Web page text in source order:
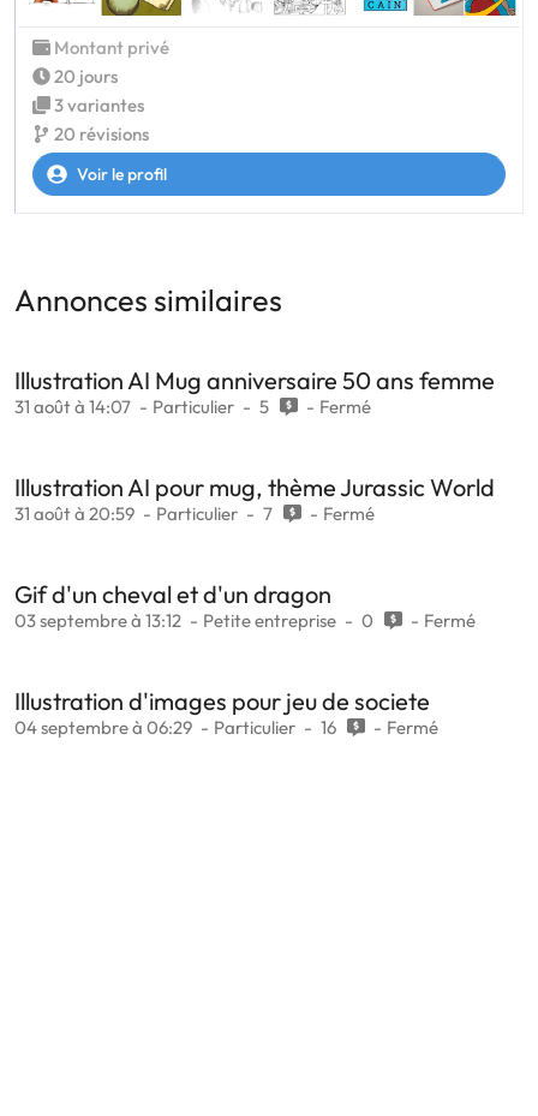
Montant privé
20 jours
3 variantes
20 révisions
Voir le profil
Annonces similaires
Illustration AI Mug anniversaire 50 ans femme
31 août à 14:07 Particulier 5 Fermé
Illustration AI pour mug, thème Jurassic World
31 août à 20:59 Particulier 7 Fermé
Gif d'un cheval et d'un dragon
03 septembre à 13:12 Petite entreprise 0 Fermé
Illustration d'images pour jeu de societe
04 septembre à 06:29 Particulier 16 Fermé